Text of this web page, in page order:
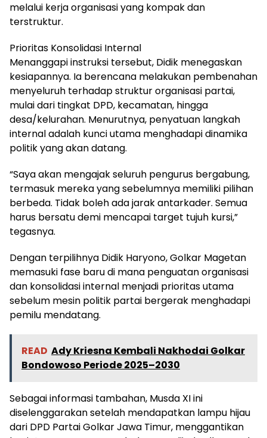
melalui kerja organisasi yang kompak dan
terstruktur.
Prioritas Konsolidasi Internal
Menanggapi instruksi tersebut, Didik menegaskan
kesiapannya. Ia berencana melakukan pembenahan
menyeluruh terhadap struktur organisasi partai,
mulai dari tingkat DPD, kecamatan, hingga
desa/kelurahan. Menurutnya, penyatuan langkah
internal adalah kunci utama menghadapi dinamika
politik yang akan datang.
“Saya akan mengajak seluruh pengurus bergabung,
termasuk mereka yang sebelumnya memiliki pilihan
berbeda. Tidak boleh ada jarak antarkader. Semua
harus bersatu demi mencapai target tujuh kursi,”
tegasnya.
Dengan terpilihnya Didik Haryono, Golkar Magetan
memasuki fase baru di mana penguatan organisasi
dan konsolidasi internal menjadi prioritas utama
sebelum mesin politik partai bergerak menghadapi
pemilu mendatang.
READ Ady Kriesna Kembali Nakhodai Golkar
Bondowoso Periode 2025–2030
Sebagai informasi tambahan, Musda XI ini
diselenggarakan setelah mendapatkan lampu hijau
dari DPD Partai Golkar Jawa Timur, menggantikan